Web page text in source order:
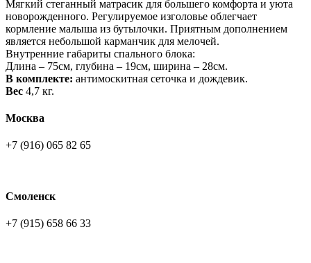
Мягкий стеганный матрасик для большего комфорта и уюта
новорожденного. Регулируемое изголовье облегчает
кормление малыша из бутылочки. Приятным дополнением
является небольшой карманчик для мелочей.
Внутренние габариты спального блока:
Длина – 75см, глубина – 19см, ширина – 28см.
В комплекте: антимоскитная сеточка и дождевик.
Вес 4,7 кг.
Москва
+7 (916) 065 82 65
Смоленск
+7 (915) 658 66 33